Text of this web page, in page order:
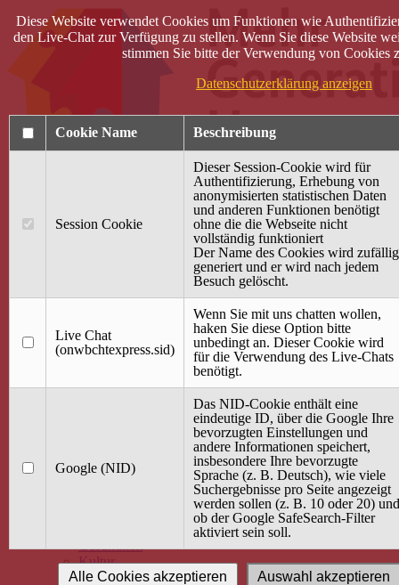
40 Jahre Mütterzentrum
Terminkalender
Gemeinsam aktiv
Gemeinsam unterwegs
wirFAIRändern
Angebot / Kurs suchen
Babybauch & Elternschaft
Gesundheit
Kultur
Alle Kurse
Diese Website verwendet Cookies um Funktionen wie
den Live-Chat zur Verfügung zu stellen. Wenn Sie diese Website
stimmen Sie bitte der Verwendung von Cookies
Datenschutzerklärung anzeigen
Cookie Name Beschreibung
Session Cookie
Dieser Session-Cookie wird für
Authentifizierung, Erhebung von
anonymisierten statistischen Daten
und anderen Funktionen benötigt
ohne die die Webseite nicht
vollständig funktioniert
Der Name des Cookies wird zufällig
generiert und er wird nach jedem
Besuch gelöscht.
Live Chat
(onwbchtexpress.sid)
Wenn Sie mit uns chatten wollen,
haken Sie diese Option bitte
unbedingt an. Dieser Cookie wird
für die Verwendung des Live-Chats
benötigt.
Google (NID)
Das NID-Cookie enthält eine
eindeutige ID, über die Google Ihre
bevorzugten Einstellungen und
andere Informationen speichert,
insbesondere Ihre bevorzugte
Sprache (z. B. Deutsch), wie viele
Suchergebnisse pro Seite angezeigt
werden sollen (z. B. 10 oder 20) und
ob der Google SafeSearch-Filter
aktiviert sein soll.
Auswahl akzeptieren
Alle Cookies akzeptieren